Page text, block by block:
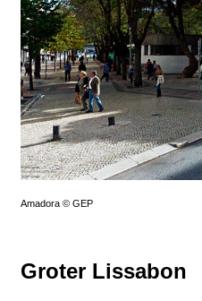
Amadora © GEP
Groter Lissabon